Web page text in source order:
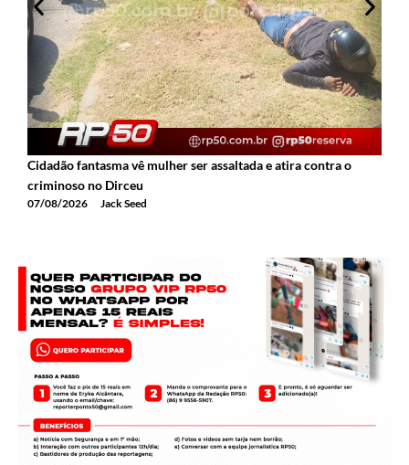
Cidadão fantasma vê mulher ser assaltada e atira contra o
criminoso no Dirceu
07/08/2026 Jack Seed